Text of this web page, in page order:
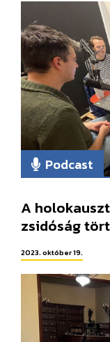
Podcast
A
zsidóság
2023. október 19.